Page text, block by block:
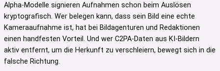
Alpha-Modelle signieren Aufnahmen schon beim Auslösen
kryptografisch. Wer belegen kann, dass sein Bild eine echte
Kameraaufnahme ist, hat bei Bildagenturen und Redaktionen
einen handfesten Vorteil. Und wer C2PA-Daten aus KI-Bildern
aktiv entfernt, um die Herkunft zu verschleiern, bewegt sich in die
falsche Richtung.